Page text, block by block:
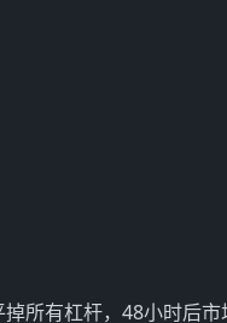
所有杠杆，48小时后市